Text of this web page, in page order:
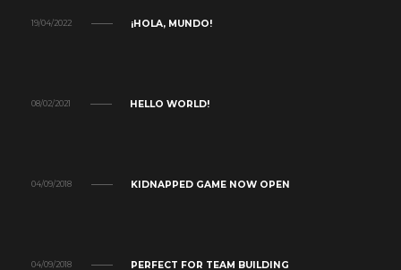
19/04/2022 ¡HOLA, MUNDO!
08/02/2021 HELLO WORLD!
04/09/2018 KIDNAPPED GAME NOW OPEN
04/09/2018 PERFECT FOR TEAM BUILDING